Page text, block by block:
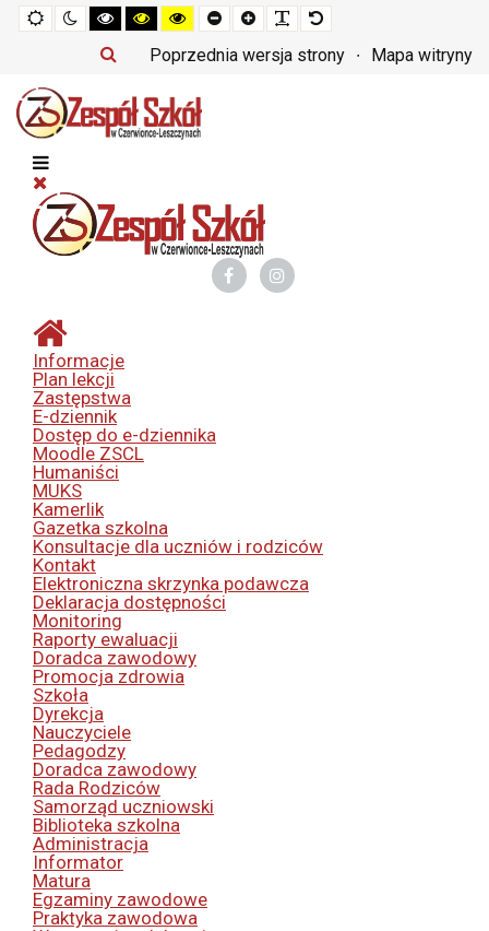
Tryb
domyślny
Tryb
nocny
Tryb
czarno-
biały
o
kontraście
Tryb
czarno-
żółty
o
kontraście
Tryb
żółto-
czarny
o
kontraście
Set
smaller
font
Set
larger
font
Make
font
more
readable
Set
default
font
Poprzednia wersja strony Mapa witryny
Informacje
Plan lekcji
Zastępstwa
E-dziennik
Dostęp do e-dziennika
Moodle ZSCL
Humaniści
MUKS
Kamerlik
Gazetka szkolna
Konsultacje dla uczniów i rodziców
Kontakt
Elektroniczna skrzynka podawcza
Deklaracja dostępności
Monitoring
Raporty ewaluacji
Doradca zawodowy
Promocja zdrowia
Szkoła
Dyrekcja
Nauczyciele
Pedagodzy
Doradca zawodowy
Rada Rodziców
Samorząd uczniowski
Biblioteka szkolna
Administracja
Informator
Matura
Egzaminy zawodowe
Praktyka zawodowa